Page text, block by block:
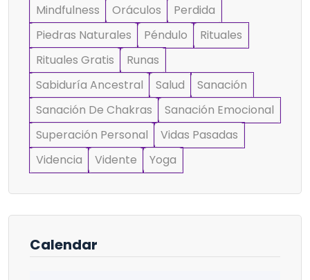
Mindfulness
Oráculos
Perdida
Piedras Naturales
Péndulo
Rituales
Rituales Gratis
Runas
Sabiduría Ancestral
Salud
Sanación
Sanación De Chakras
Sanación Emocional
Superación Personal
Vidas Pasadas
Videncia
Vidente Yoga
Calendar